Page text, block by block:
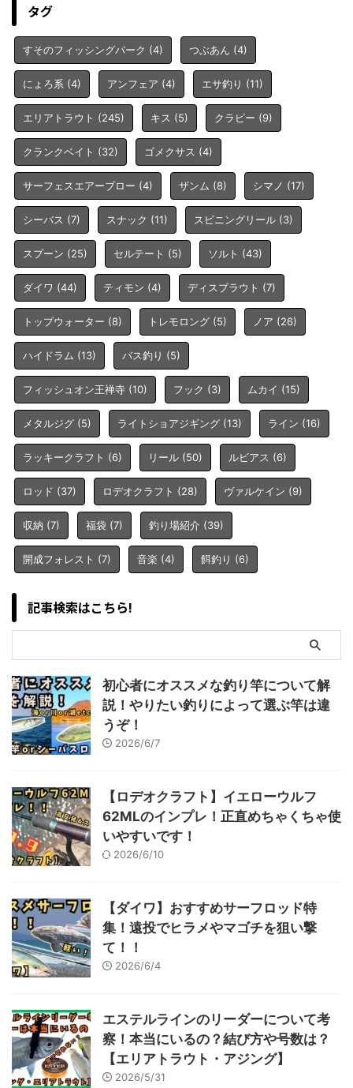
タグ
すそのフィッシングパーク (4) つぶあん (4)
にょろ系 (4) アンフェア (4) エサ釣り (11)
エリアトラウト (245) キス (5) クラピー (9)
クランクベイト (32) ゴメクサス (4)
サーフェスエアーブロー (4) ザンム (8) シマノ (17)
シーバス (7) スナック (11) スピニングリール (3)
スプーン (25) セルテート (5) ソルト (43)
ダイワ (44) ティモン (4) ディスプラウト (7)
トップウォーター (8) トレモロング (5) ノア (26)
ハイドラム (13) バス釣り (5)
フィッシュオン王禅寺 (10) フック (3) ムカイ (15)
メタルジグ (5) ライトショアジギング (13) ライン (16)
ラッキークラフト (6) リール (50) ルビアス (6)
ロッド (37) ロデオクラフト (28) ヴァルケイン (9)
収納 (7) 福袋 (7) 釣り場紹介 (39)
開成フォレスト (7) 音楽 (4) 餌釣り (6)
記事検索はこちら!
初心者にオススメな釣り竿について解
説！やりたい釣りによって選ぶ竿は違
うぞ！
2026/6/7
【ロデオクラフト】イエローウルフ
62MLのインプレ！正直めちゃくちゃ使
いやすいです！
2026/6/10
【ダイワ】おすすめサーフロッド特
集！遠投でヒラメやマゴチを狙い撃
て！！
2026/6/4
エステルラインのリーダーについて考
察！本当にいるの？結び方や号数は？
【エリアトラウト・アジング】
2026/5/31